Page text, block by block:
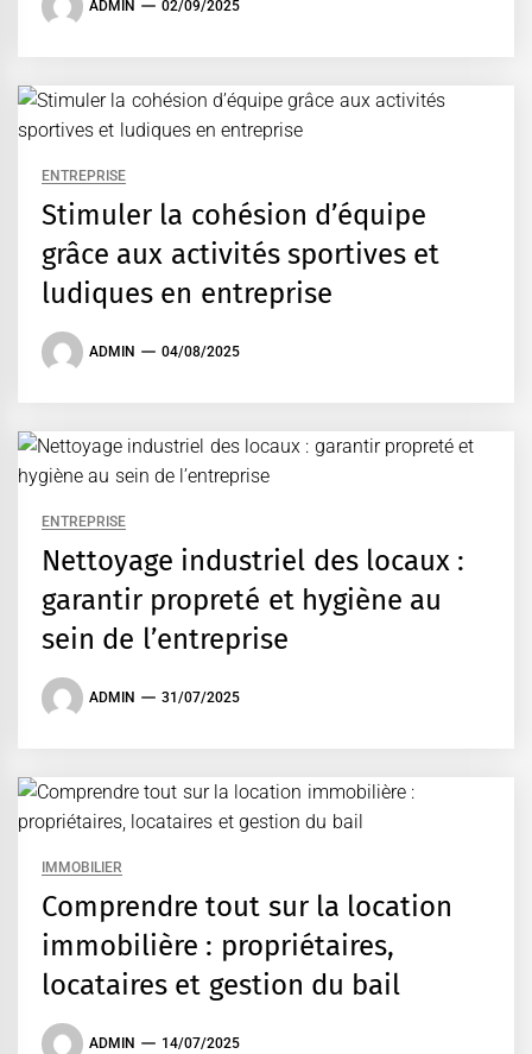
ADMIN 02/09/2025
ENTREPRISE
Stimuler la cohésion d’équipe
grâce aux activités sportives et
ludiques en entreprise
ADMIN 04/08/2025
ENTREPRISE
Nettoyage industriel des locaux :
garantir propreté et hygiène au
sein de l’entreprise
ADMIN 31/07/2025
IMMOBILIER
Comprendre tout sur la location
immobilière : propriétaires,
locataires et gestion du bail
ADMIN 14/07/2025